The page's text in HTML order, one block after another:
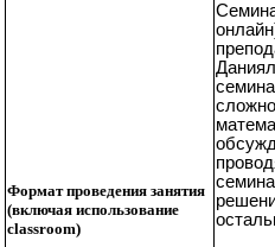
Формат проведения занятия
(включая использование
classroom)